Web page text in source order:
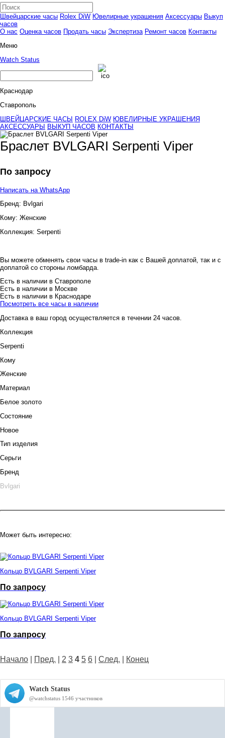
Швейцарские часы Rolex DiW Ювелирные украшения Аксессуары Выкуп
часов
О нас Оценка часов Продать часы Экспертиза Ремонт часов Контакты
Меню
Watch Status
Краснодар
Ставрополь
ШВЕЙЦАРСКИЕ ЧАСЫ
ROLEX DiW ЮВЕЛИРНЫЕ УКРАШЕНИЯ
АКСЕССУАРЫ
ВЫКУП ЧАСОВ КОНТАКТЫ
Браслет BVLGARI Serpenti Viper
По запросу
Написать на WhatsApp
Бренд: Bvlgari
Кому: Женские
Коллекция: Serpenti
Вы можете обменять свои часы в trade-in как с Вашей доплатой, так и с
доплатой со стороны ломбарда.
Есть в наличии в Ставрополе
Есть в наличии в Москве
Есть в наличии в Краснодаре
Посмотреть все часы в наличии
Доставка в ваш город осуществляется в течении 24 часов.
Коллекция
Serpenti
Кому
Женские
Материал
Белое золото
Состояние
Новое
Тип изделия
Серьги
Бренд
Bvlgari
Может быть интересно:
Кольцо BVLGARI Serpenti Viper
По запросу
Кольцо BVLGARI Serpenti Viper
По запросу
Начало Пред. 2 3 4 5 6 След. Конец